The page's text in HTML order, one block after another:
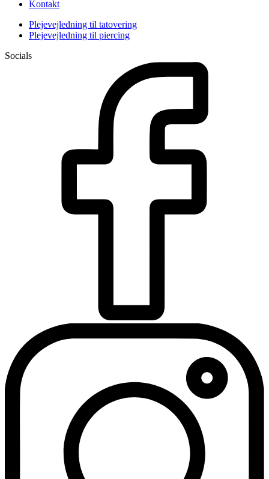
Kontakt
Plejevejledning til tatovering
Plejevejledning til piercing
Socials